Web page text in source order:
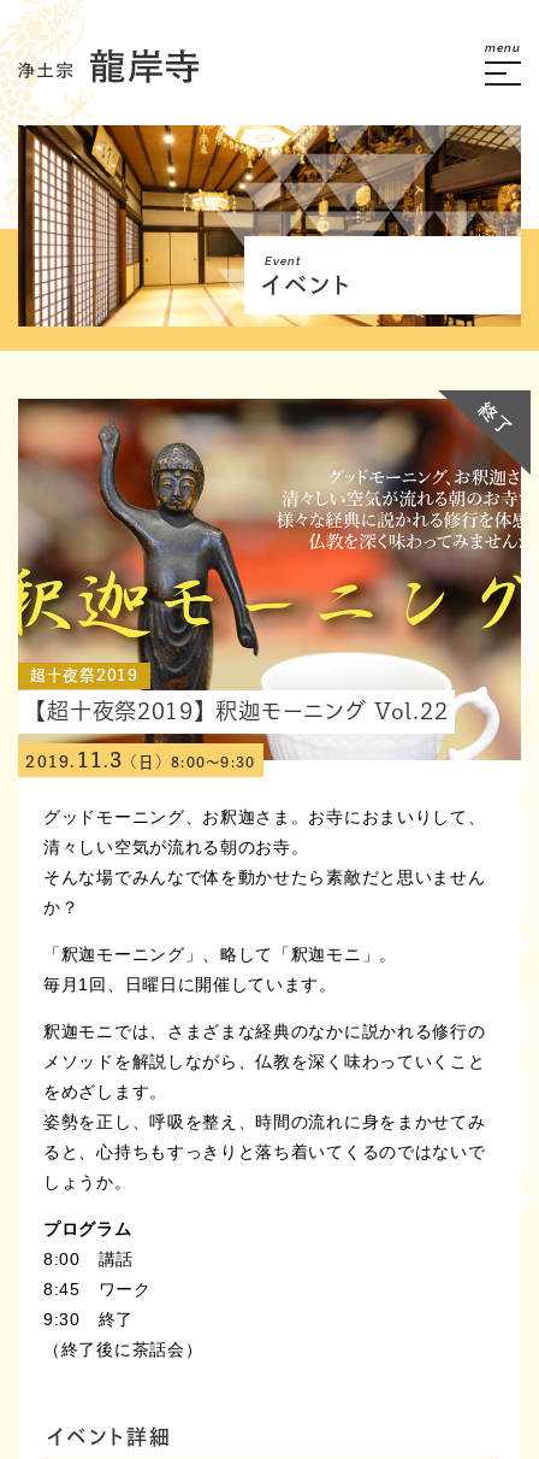
menu
Event
イベント
超十夜祭2019
【超十夜祭2019】釈迦モーニング Vol.22
2019. 11 . 3 (日) 8:00～9:30
終了
グッドモーニング、お釈迦さま。お寺におまいりして、
清々しい空気が流れる朝のお寺。
そんな場でみんなで体を動かせたら素敵だと思いません
か？
「釈迦モーニング」、略して「釈迦モニ」。
毎月1回、日曜日に開催しています。
釈迦モニでは、さまざまな経典のなかに説かれる修行の
メソッドを解説しながら、仏教を深く味わっていくこと
をめざします。
姿勢を正し、呼吸を整え、時間の流れに身をまかせてみ
ると、心持ちもすっきりと落ち着いてくるのではないで
しょうか。
プログラム
8:00 講話
8:45 ワーク
9:30 終了
（終了後に茶話会）
イベント詳細